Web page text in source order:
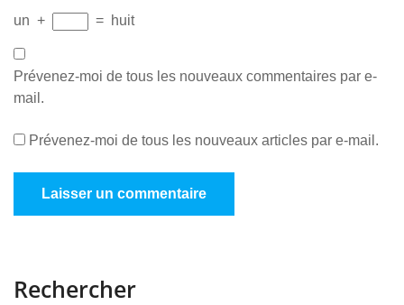
un + = huit
Prévenez-moi de tous les nouveaux commentaires par e-
mail.
Prévenez-moi de tous les nouveaux articles par e-mail.
Rechercher